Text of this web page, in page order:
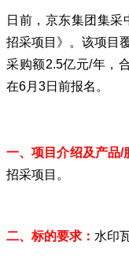
日前，京东集团集
招采项目》。该项目
采购额2.5亿元/年，
在6月3日前报名。
一、项目介绍及产品/
招采项目。
二、标的要求： 水印